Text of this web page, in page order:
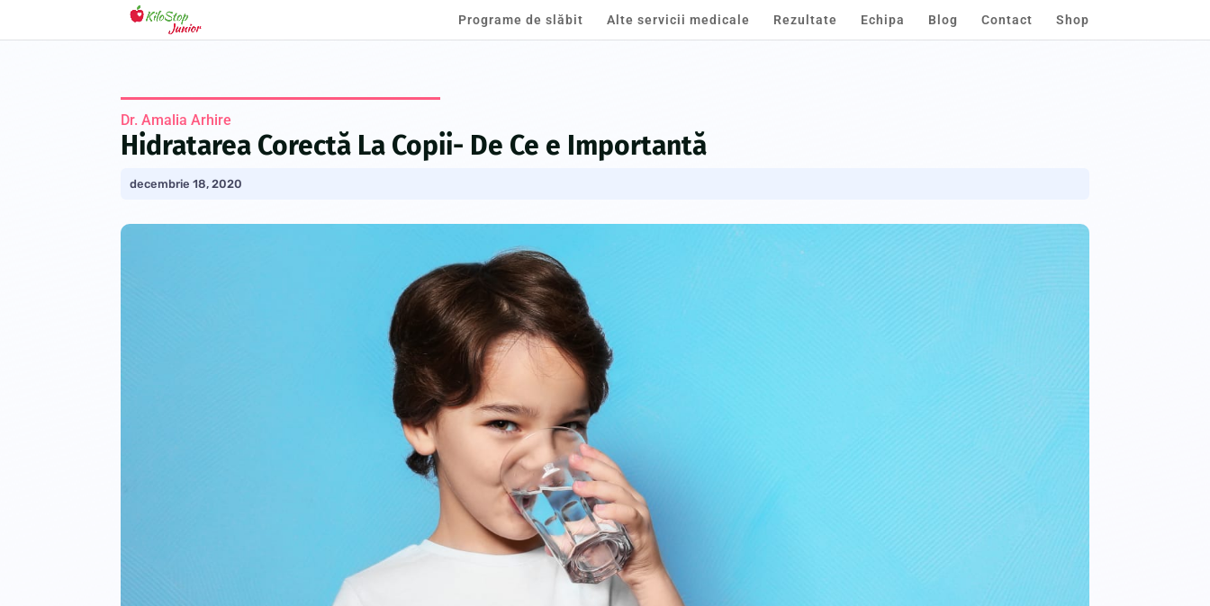
Programe de slăbit Alte servicii medicale Rezultate Echipa Blog Contact Shop
Dr. Amalia Arhire
Hidratarea Corectă La Copii- De Ce e Importantă
decembrie 18, 2020